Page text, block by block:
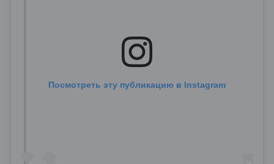
Посмотреть эту публикацию в Instagram